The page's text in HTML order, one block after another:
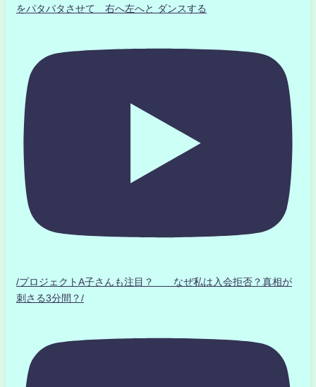
をパタパタさせて 右へ左へと ダンスする
/プロジェクトA子さんも注目？ なぜ私は入会拒否？真相が
刺さる3分間？/